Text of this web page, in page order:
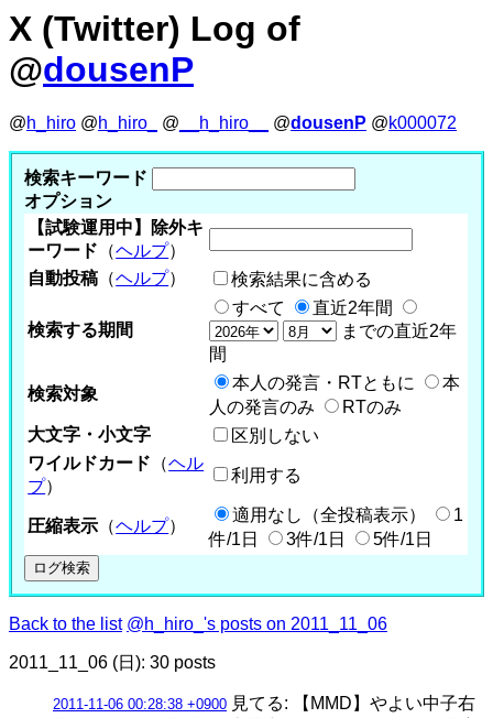
X (Twitter) Log of
@dousenP
@h_hiro @h_hiro_ @ __h_hiro__ @dousenP @k000072
検索キーワード
オプション
【試験運用中】除外キ
ーワード （ヘルプ）
自動投稿 （ヘルプ） 検索結果に含める
検索する期間
すべて
直近2年間
までの直近2年
間
検索対象
本人の発言・RTともに
本
人の発言のみ
RTのみ
大文字・小文字
区別しない
ワイルドカード （ヘル
プ）
利用する
圧縮表示 （ヘルプ）
適用なし（全投稿表示）
1
件/1日
3件/1日 5件/1日
Back to the list @h_hiro_'s posts on 2011_11_06
2011_11_06 (日): 30 posts
2011-11-06 00:28:38 +0900 見てる: 【MMD】やよい中子右